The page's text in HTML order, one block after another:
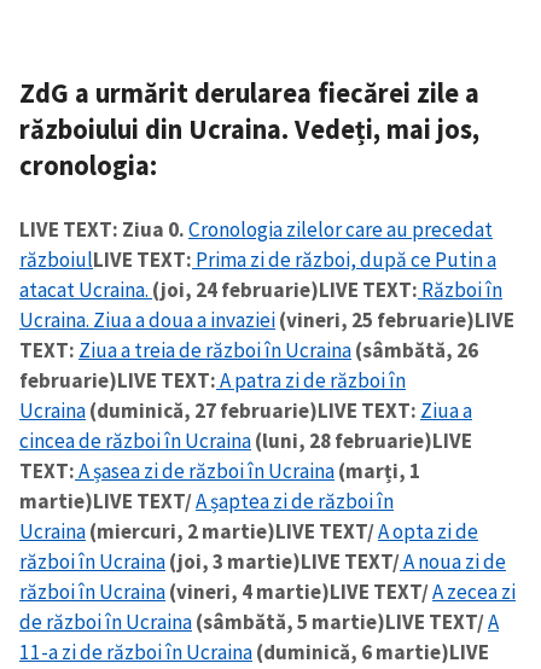
ZdG a urmărit derularea fiecărei zile a
războiului din Ucraina. Vedeți, mai jos,
cronologia:
LIVE TEXT: Ziua 0.Cronologia zilelor care au precedat
războiulLIVE TEXT: Prima zi de război, după ce Putin a
atacat Ucraina. (joi, 24 februarie)LIVE TEXT: Război în
Ucraina. Ziua a doua a invaziei(vineri, 25 februarie)LIVE
TEXT: Ziua a treia de război în Ucraina(sâmbătă, 26
februarie)LIVE TEXT:A patra zi de război în
Ucraina(duminică, 27 februarie)LIVE TEXT: Ziua a
cincea de război în Ucraina(luni, 28 februarie)LIVE
TEXT:A șasea zi de război în Ucraina(marți, 1
martie)LIVE TEXT/A șaptea zi de război în
Ucraina(miercuri, 2 martie)LIVE TEXT/A opta zi de
război în Ucraina(joi, 3 martie)LIVE TEXT/A noua zi de
război în Ucraina(vineri, 4 martie)LIVE TEXT/A zecea zi
de război în Ucraina(sâmbătă, 5 martie)LIVE TEXT/A
11-a zi de război în Ucraina(duminică, 6 martie)LIVE